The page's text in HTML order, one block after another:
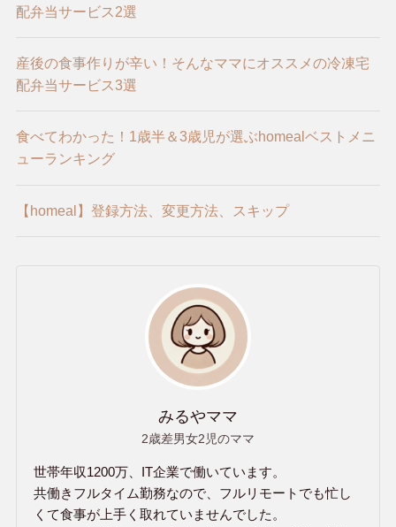
配弁当サービス2選
産後の食事作りが辛い！そんなママにオススメの冷凍宅
配弁当サービス3選
食べてわかった！1歳半＆3歳児が選ぶhomealベストメニ
ューランキング
【homeal】登録方法、変更方法、スキップ
みるやママ
2歳差男女2児のママ
世帯年収1200万、IT企業で働いています。
共働きフルタイム勤務なので、フルリモートでも忙し
くて食事が上手く取れていませんでした。